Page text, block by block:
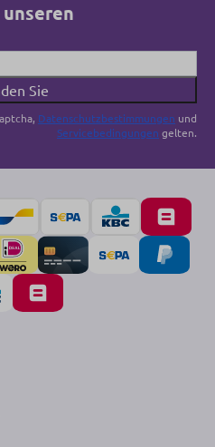
Sie
Datenschutzbestimmungen und
Servicebedingungen gelten.